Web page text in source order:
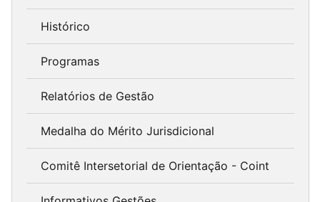
Histórico
Programas
Relatórios de Gestão
Medalha do Mérito Jurisdicional
Comitê Intersetorial de Orientação - Coint